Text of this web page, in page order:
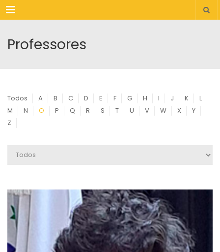
Menu
Professores
Todos A B C D E F G H I J K
L
M
N O P Q R S T U V W X
Y
Z